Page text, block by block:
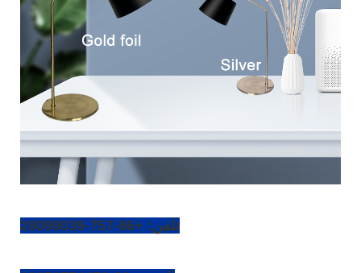
تلفن: +86-757-28099039